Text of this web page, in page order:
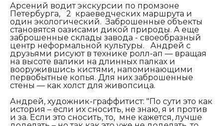
Арсений водит экскурсии по промзоне
Петербурга, 2 краеведческих маршрута и
один экологический. Заброшенные объекты
становятся оазисами дикой природы. А еще
заброшенные склады завода - своеобразный
центр неформальной культуры. Андрей с
друзьями рисуют в технике ролл-ап — вращая
на высоте валики на длинных палках и
вооружившись кистями, напоминающими
первобытные копья. Для них заброшенные
стены — как холст для живопсица.
Андрей, художник-граффитист: "По сути это как
история – если их сносить, не знаю, я и против
и за. Если это сносить, то, мне кажется, лучше